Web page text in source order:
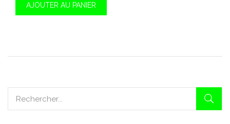
AJOUTER AU PANIER